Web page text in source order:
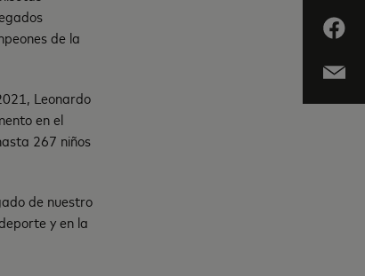
de la
Leonardo
en el
267 niños
de nuestro
y en la